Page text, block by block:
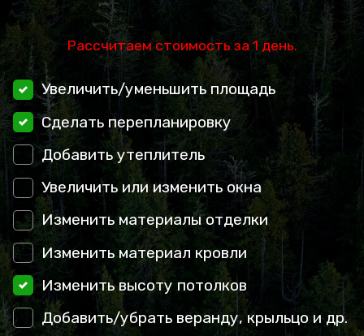
Рассчитаем стоимость за 1 день.
Увеличить/уменьшить площадь
Сделать перепланировку
Добавить утеплитель
Увеличить или изменить окна
Изменить материалы отделки
Изменить материал кровли
Изменить высоту потолков
Добавить/убрать веранду, крыльцо и др.